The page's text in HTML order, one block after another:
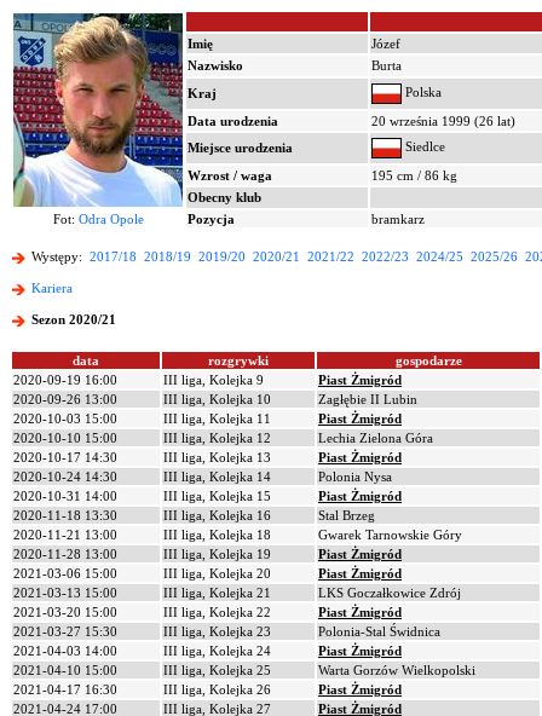
Imię
Józef
Nazwisko
Burta
Kraj
Polska
Data urodzenia
20 września 1999 (26 lat)
Miejsce urodzenia
Siedlce
Wzrost / waga
195 cm / 86 kg
Obecny klub
Fot: Odra Opole Pozycja bramkarz
Występy: 2017/18 2018/19 2019/20 2020/21 2021/22 2022/23 2024/25 2025/26
Kariera
Sezon 2020/21
data rozgrywki
gospodarze
2020-09-19 16:00
III liga, Kolejka 9
Piast Żmigród
2020-09-26 13:00
III liga, Kolejka 10
Zagłębie II Lubin
2020-10-03 15:00
III liga, Kolejka 11
Piast Żmigród
2020-10-10 15:00
III liga, Kolejka 12
Lechia Zielona Góra
2020-10-17 14:30
III liga, Kolejka 13
Piast Żmigród
2020-10-24 14:30
III liga, Kolejka 14
Polonia Nysa
2020-10-31 14:00
III liga, Kolejka 15
Piast Żmigród
2020-11-18 13:30
III liga, Kolejka 16
Stal Brzeg
2020-11-21 13:00
III liga, Kolejka 18
Gwarek Tarnowskie Góry
2020-11-28 13:00
III liga, Kolejka 19
Piast Żmigród
2021-03-06 15:00
III liga, Kolejka 20
Piast Żmigród
2021-03-13 15:00
III liga, Kolejka 21
LKS Goczałkowice Zdrój
2021-03-20 15:00
III liga, Kolejka 22
Piast Żmigród
2021-03-27 15:30
III liga, Kolejka 23
Polonia-Stal Świdnica
2021-04-03 14:00
III liga, Kolejka 24
Piast Żmigród
2021-04-10 15:00
III liga, Kolejka 25
Warta Gorzów Wielkopolski
2021-04-17 16:30
III liga, Kolejka 26
Piast Żmigród
2021-04-24 17:00
III liga, Kolejka 27
Piast Żmigród